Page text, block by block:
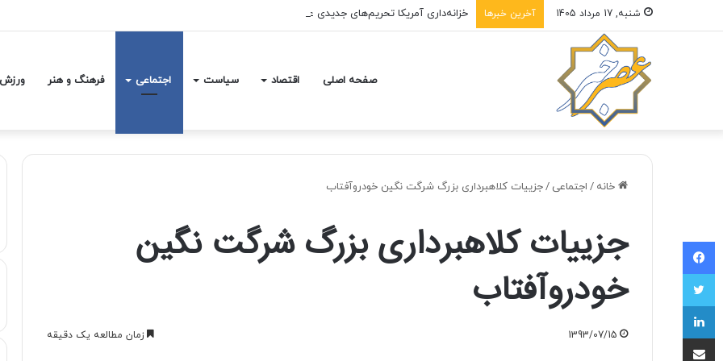
شنبه, 17 مرداد 1405 آخرین خبرها خزانه‌داری آمریکا تحریم‌های جدیدی علیه ایران اعمال کرد
صفحه اصلی اقتصاد سیاست اجتماعی فرهنگ و هنر ورزش
خانه / اجتماعی /جزییات کلاهبرداری بزرگ شرگت نگین خودروآفتاب
جزییات کلاهبرداری بزرگ شرگت نگین
خودروآفتاب
1393/07/15 زمان مطالعه یک دقیقه